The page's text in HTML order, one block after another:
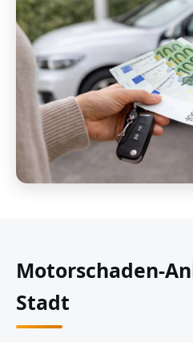
Motorschaden-
Stadt